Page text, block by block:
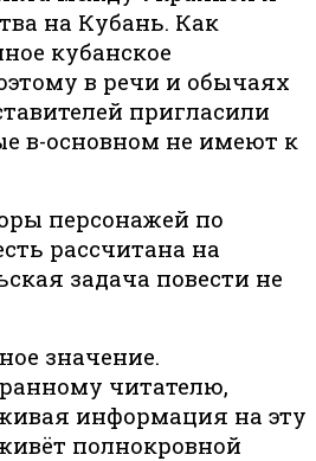
на Кубань. Как
кубанское
в речи и обычаях
пригласили
в-основном не имеют к
персонажей по
рассчитана на
задача повести не
значение.
читателю,
информация на эту
полнокровной